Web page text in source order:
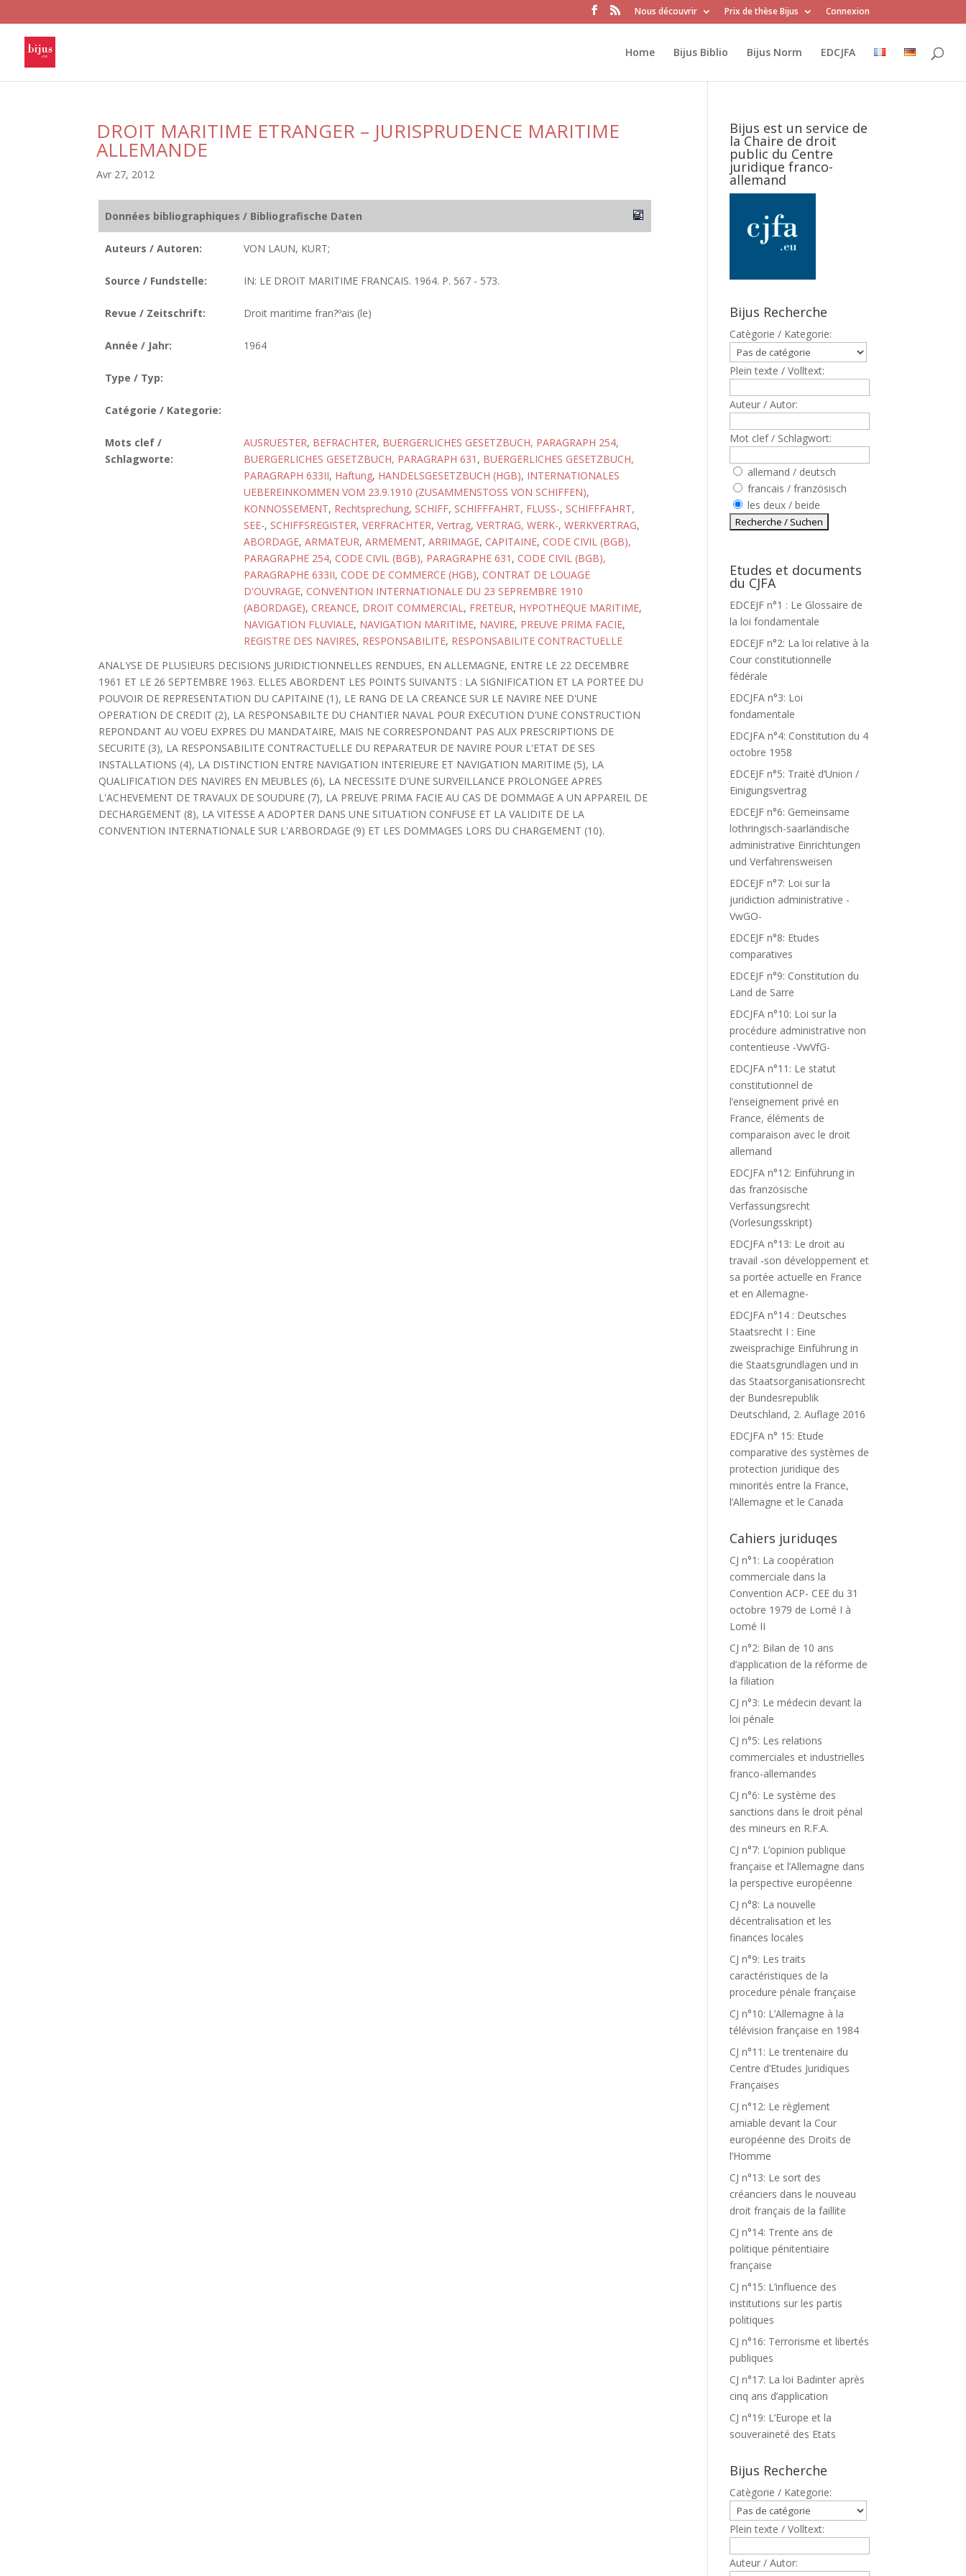
Nous découvrir Prix de thèse Bijus Connexion
Home Bijus Biblio Bijus Norm EDCJFA
DROIT MARITIME ETRANGER – JURISPRUDENCE MARITIME
ALLEMANDE
Avr 27, 2012
Données bibliographiques / Bibliografische Daten
Auteurs / Autoren: VON LAUN, KURT;
Source / Fundstelle: IN: LE DROIT MARITIME FRANCAIS. 1964. P. 567 - 573.
Revue / Zeitschrift: Droit maritime fran?ºais (le)
Année / Jahr: 1964
Type / Typ:
Catégorie / Kategorie:
Mots clef /
Schlagworte:
AUSRUESTER, BEFRACHTER, BUERGERLICHES GESETZBUCH, PARAGRAPH 254,
BUERGERLICHES GESETZBUCH, PARAGRAPH 631 , BUERGERLICHES GESETZBUCH,
PARAGRAPH 633II, Haftung, HANDELSGESETZBUCH (HGB), INTERNATIONALES
UEBEREINKOMMEN VOM 23.9.1910 (ZUSAMMENSTOSS VON SCHIFFEN),
KONNOSSEMENT, Rechtsprechung, SCHIFF, SCHIFFFAHRT, FLUSS-, SCHIFFFAHRT,
SEE-, SCHIFFSREGISTER, VERFRACHTER, Vertrag, VERTRAG, WERK-, WERKVERTRAG,
ABORDAGE, ARMATEUR, ARMEMENT, ARRIMAGE, CAPITAINE, CODE CIVIL (BGB),
PARAGRAPHE 254, CODE CIVIL (BGB), PARAGRAPHE 631 , CODE CIVIL (BGB),
PARAGRAPHE 633II, CODE DE COMMERCE (HGB), CONTRAT DE LOUAGE
D'OUVRAGE, CONVENTION INTERNATIONALE DU 23 SEPREMBRE 1910
(ABORDAGE), CREANCE, DROIT COMMERCIAL, FRETEUR, HYPOTHEQUE MARITIME,
NAVIGATION FLUVIALE, NAVIGATION MARITIME, NAVIRE, PREUVE PRIMA FACIE,
REGISTRE DES NAVIRES, RESPONSABILITE, RESPONSABILITE CONTRACTUELLE
ANALYSE DE PLUSIEURS DECISIONS JURIDICTIONNELLES RENDUES, EN ALLEMAGNE, ENTRE LE 22 DECEMBRE
1961 ET LE 26 SEPTEMBRE 1963. ELLES ABORDENT LES POINTS SUIVANTS : LA SIGNIFICATION ET LA PORTEE DU
POUVOIR DE REPRESENTATION DU CAPITAINE (1), LE RANG DE LA CREANCE SUR LE NAVIRE NEE D'UNE
OPERATION DE CREDIT (2), LA RESPONSABILTE DU CHANTIER NAVAL POUR EXECUTION D'UNE CONSTRUCTION
REPONDANT AU VOEU EXPRES DU MANDATAIRE, MAIS NE CORRESPONDANT PAS AUX PRESCRIPTIONS DE
SECURITE (3), LA RESPONSABILITE CONTRACTUELLE DU REPARATEUR DE NAVIRE POUR L'ETAT DE SES
INSTALLATIONS (4), LA DISTINCTION ENTRE NAVIGATION INTERIEURE ET NAVIGATION MARITIME (5), LA
QUALIFICATION DES NAVIRES EN MEUBLES (6), LA NECESSITE D'UNE SURVEILLANCE PROLONGEE APRES
L'ACHEVEMENT DE TRAVAUX DE SOUDURE (7), LA PREUVE PRIMA FACIE AU CAS DE DOMMAGE A UN APPAREIL DE
DECHARGEMENT (8), LA VITESSE A ADOPTER DANS UNE SITUATION CONFUSE ET LA VALIDITE DE LA
CONVENTION INTERNATIONALE SUR L'ARBORDAGE (9) ET LES DOMMAGES LORS DU CHARGEMENT (10).
Bijus est un service de
la Chaire de droit
public du Centre
juridique franco-
allemand
Bijus Recherche
Catègorie / Kategorie:
Plein texte / Volltext:
Auteur / Autor:
Mot clef / Schlagwort:
allemand / deutsch
francais / französisch
les deux / beide
Etudes et documents
du CJFA
EDCEJF n°1 : Le Glossaire de
la loi fondamentale
EDCEJF n°2: La loi relative à la
Cour constitutionnelle
fédérale
EDCJFA n°3: Loi
fondamentale
EDCJFA n°4: Constitution du 4
octobre 1958
EDCEJF n°5: Traité d’Union /
Einigungsvertrag
EDCEJF n°6: Gemeinsame
lothringisch-saarländische
administrative Einrichtungen
und Verfahrensweisen
EDCEJF n°7: Loi sur la
juridiction administrative -
VwGO-
EDCEJF n°8: Etudes
comparatives
EDCEJF n°9: Constitution du
Land de Sarre
EDCJFA n°10: Loi sur la
procédure administrative non
contentieuse -VwVfG-
EDCJFA n°11: Le statut
constitutionnel de
l’enseignement privé en
France, éléments de
comparaison avec le droit
allemand
EDCJFA n°12: Einführung in
das französische
Verfassungsrecht
(Vorlesungsskript)
EDCJFA n°13: Le droit au
travail -son développement et
sa portée actuelle en France
et en Allemagne-
EDCJFA n°14 : Deutsches
Staatsrecht I : Eine
zweisprachige Einführung in
die Staatsgrundlagen und in
das Staatsorganisationsrecht
der Bundesrepublik
Deutschland, 2. Auflage 2016
EDCJFA n° 15: Etude
comparative des systèmes de
protection juridique des
minorités entre la France,
l’Allemagne et le Canada
Cahiers juriduqes
CJ n°1: La coopération
commerciale dans la
Convention ACP- CEE du 31
octobre 1979 de Lomé I à
Lomé II
CJ n°2: Bilan de 10 ans
d’application de la réforme de
la filiation
CJ n°3: Le médecin devant la
loi pénale
CJ n°5: Les relations
commerciales et industrielles
franco-allemandes
CJ n°6: Le système des
sanctions dans le droit pénal
des mineurs en R.F.A.
CJ n°7: L’opinion publique
française et l’Allemagne dans
la perspective européenne
CJ n°8: La nouvelle
décentralisation et les
finances locales
CJ n°9: Les traits
caractéristiques de la
procedure pénale française
CJ n°10: L’Allemagne à la
télévision française en 1984
CJ n°11: Le trentenaire du
Centre d’Etudes Juridiques
Françaises
CJ n°12: Le règlement
amiable devant la Cour
européenne des Droits de
l’Homme
CJ n°13: Le sort des
créanciers dans le nouveau
droit français de la faillite
CJ n°14: Trente ans de
politique pénitentiaire
française
CJ n°15: L’influence des
institutions sur les partis
politiques
CJ n°16: Terrorisme et libertés
publiques
CJ n°17: La loi Badinter après
cinq ans d’application
CJ n°19: L’Europe et la
souveraineté des Etats
Bijus Recherche
Catègorie / Kategorie:
Plein texte / Volltext:
Auteur / Autor: